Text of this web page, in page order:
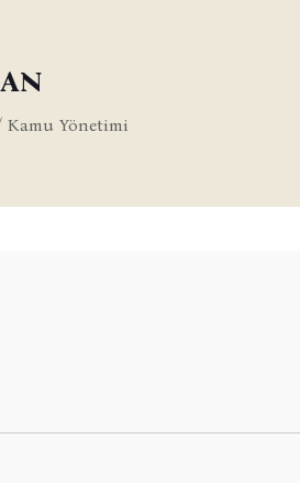
Kamu Yönetimi